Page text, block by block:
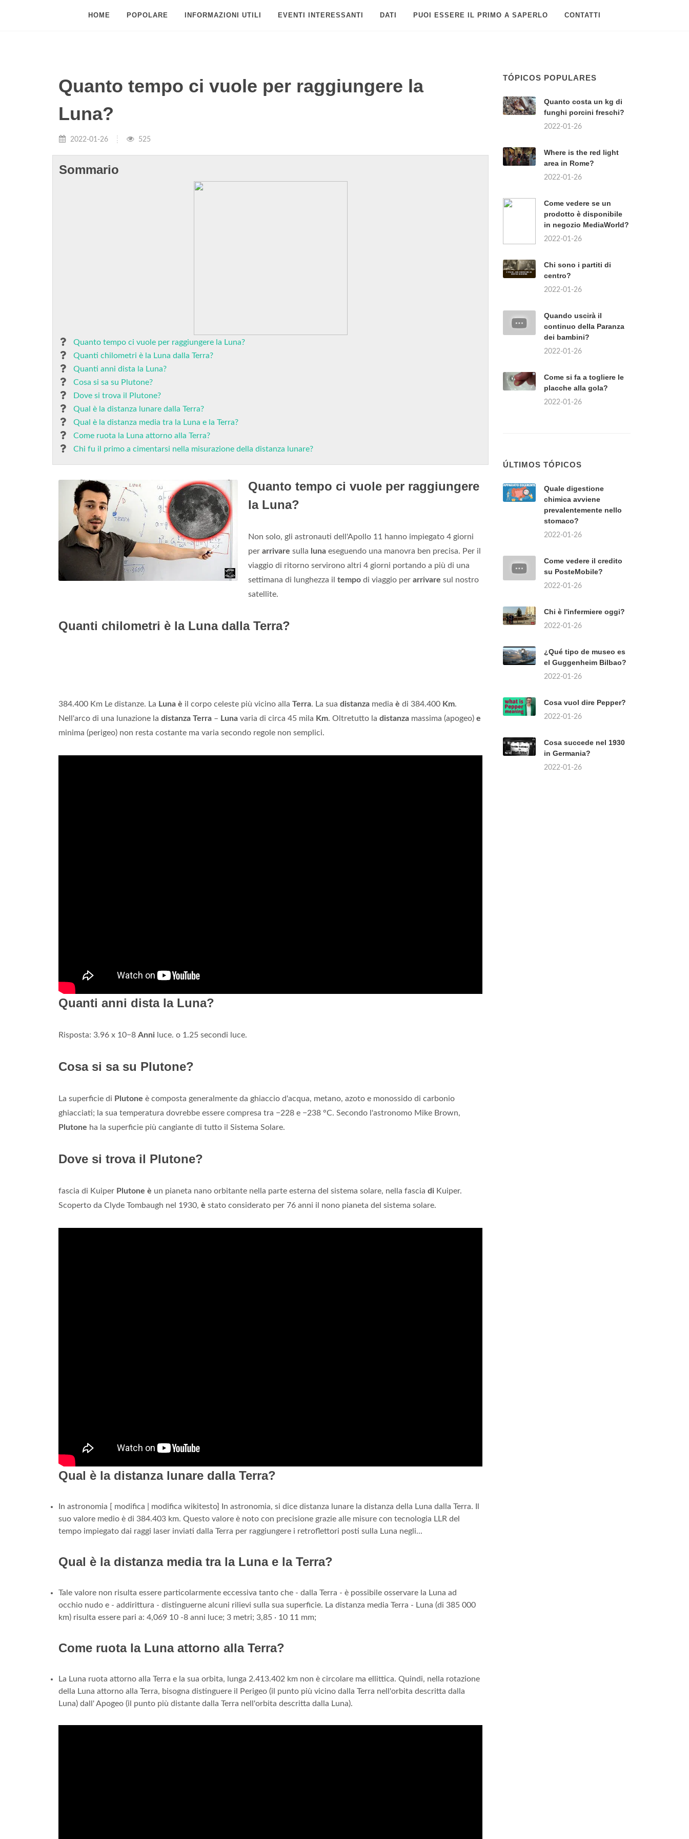
HOME POPOLARE INFORMAZIONI UTILI EVENTI INTERESSANTI DATI PUOI ESSERE IL PRIMO A SAPERLO CONTATTI
Quanto tempo ci vuole per raggiungere la
Luna?
2022-01-26 525
Sommario
Quanto tempo ci vuole per raggiungere la Luna?
Quanti chilometri è la Luna dalla Terra?
Quanti anni dista la Luna?
Cosa si sa su Plutone?
Dove si trova il Plutone?
Qual è la distanza lunare dalla Terra?
Qual è la distanza media tra la Luna e la Terra?
Come ruota la Luna attorno alla Terra?
Chi fu il primo a cimentarsi nella misurazione della distanza lunare?
Quanto tempo ci vuole per raggiungere
la Luna?
Non solo, gli astronauti dell'Apollo 11 hanno impiegato 4 giorni
per arrivare sulla luna eseguendo una manovra ben precisa. Per il
viaggio di ritorno servirono altri 4 giorni portando a più di una
settimana di lunghezza il tempo di viaggio per arrivare sul nostro
satellite.
Quanti chilometri è la Luna dalla Terra?
384.400 Km Le distanze. La Luna è il corpo celeste più vicino alla Terra. La sua distanza media è di 384.400 Km.
Nell'arco di una lunazione la distanza Terra – Luna varia di circa 45 mila Km. Oltretutto la distanza massima (apogeo) e
minima (perigeo) non resta costante ma varia secondo regole non semplici.
Quanti anni dista la Luna?
Risposta: 3.96 x 10−8 Anni luce. o 1.25 secondi luce.
Cosa si sa su Plutone?
La superficie di Plutone è composta generalmente da ghiaccio d'acqua, metano, azoto e monossido di carbonio
ghiacciati; la sua temperatura dovrebbe essere compresa tra −228 e −238 °C. Secondo l'astronomo Mike Brown,
Plutone ha la superficie più cangiante di tutto il Sistema Solare.
Dove si trova il Plutone?
fascia di Kuiper Plutone è un pianeta nano orbitante nella parte esterna del sistema solare, nella fascia di Kuiper.
Scoperto da Clyde Tombaugh nel 1930, è stato considerato per 76 anni il nono pianeta del sistema solare.
Qual è la distanza lunare dalla Terra?
In astronomia [ modifica | modifica wikitesto] In astronomia, si dice distanza lunare la distanza della Luna dalla Terra. Il
suo valore medio è di 384.403 km. Questo valore è noto con precisione grazie alle misure con tecnologia LLR del
tempo impiegato dai raggi laser inviati dalla Terra per raggiungere i retroflettori posti sulla Luna negli...
Qual è la distanza media tra la Luna e la Terra?
Tale valore non risulta essere particolarmente eccessiva tanto che - dalla Terra - è possibile osservare la Luna ad
occhio nudo e - addirittura - distinguerne alcuni rilievi sulla sua superficie. La distanza media Terra - Luna (di 385 000
km) risulta essere pari a: 4,069 10 -8 anni luce; 3 metri; 3,85 · 10 11 mm;
Come ruota la Luna attorno alla Terra?
La Luna ruota attorno alla Terra e la sua orbita, lunga 2.413.402 km non è circolare ma ellittica. Quindi, nella rotazione
della Luna attorno alla Terra, bisogna distinguere il Perigeo (il punto più vicino dalla Terra nell'orbita descritta dalla
Luna) dall' Apogeo (il punto più distante dalla Terra nell'orbita descritta dalla Luna).
TÓPICOS POPULARES
Quanto costa un kg di
funghi porcini freschi?
2022-01-26
Where is the red light
area in Rome?
2022-01-26
Come vedere se un
prodotto è disponibile
in negozio MediaWorld?
2022-01-26
Chi sono i partiti di
centro?
2022-01-26
Quando uscirà il
continuo della Paranza
dei bambini?
2022-01-26
Come si fa a togliere le
placche alla gola?
2022-01-26
ÚLTIMOS TÓPICOS
Quale digestione
chimica avviene
prevalentemente nello
stomaco?
2022-01-26
Come vedere il credito
su PosteMobile?
2022-01-26
Chi è l'infermiere oggi?
2022-01-26
¿Qué tipo de museo es
el Guggenheim Bilbao?
2022-01-26
Cosa vuol dire Pepper?
2022-01-26
Cosa succede nel 1930
in Germania?
2022-01-26